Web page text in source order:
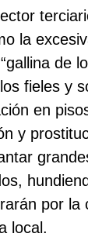
la
de
fieles y
en
y
por
local.